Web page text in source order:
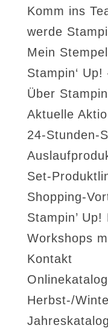
Komm ins
werde
Mein
Stampin‘
Über
Aktuelle
24-Stunden-
Set-
Shopping-
Stampin’
Workshops
Kontakt
Herbst-/